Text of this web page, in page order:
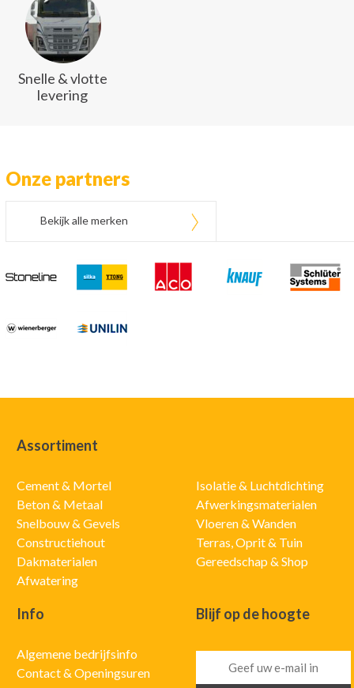
Snelle & vlotte
levering
Onze partners
Bekijk alle merken
Assortiment
Cement & Mortel
Beton & Metaal
Snelbouw & Gevels
Constructiehout
Dakmaterialen
Afwatering
Isolatie & Luchtdichting
Afwerkingsmaterialen
Vloeren & Wanden
Terras, Oprit & Tuin
Gereedschap & Shop
Info
Algemene bedrijfsinfo
Contact & Openingsuren
Blijf op de hoogte